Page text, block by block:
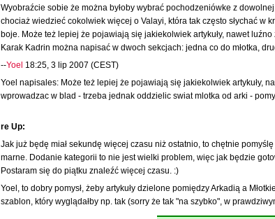
Wyobraźcie sobie że można byłoby wybrać pochodzeniówke z
chociaż wiedzieć cokolwiek więcej o Valayi, która tak często słychać w
boje. Może też lepiej że pojawiają się jakiekolwiek artykuły, nawet
Karak Kadrin można napisać w dwoch sekcjach: jedna co do młotka,
--Yoel 18:25, 3 lip 2007 (CEST)
Yoel napisales: Może też lepiej że pojawiają się jakiekolwiek artykuły,
wprowadzac w blad - trzeba jednak oddzielic swiat mlotka od arki -
re Up:
Jak już będę miał sekundę więcej czasu niż ostatnio, to chętnie
marne. Dodanie kategorii to nie jest wielki problem, więc jak będzie
Postaram się do piątku znaleźć więcej czasu. :)
Yoel, to dobry pomysł, żeby artykuły dzielone pomiędzy Arkadią a
szablon, który wyglądałby np. tak (sorry że tak "na szybko", w